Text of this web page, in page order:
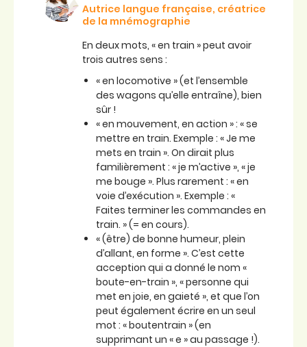
Autrice langue française, créatrice
de la mnémographie
En deux mots, « en train » peut avoir
trois autres sens :
« en locomotive » (et l’ensemble
des wagons qu’elle entraîne), bien
sûr !
« en mouvement, en action » : « se
mettre en train. Exemple : « Je me
mets en train ». On dirait plus
familièrement : « je m’active », « je
me bouge ». Plus rarement : « en
voie d’exécution ». Exemple : «
Faites terminer les commandes en
train. » (= en cours).
« (être) de bonne humeur, plein
d’allant, en forme ». C’est cette
acception qui a donné le nom «
boute-en-train », « personne qui
met en joie, en gaieté », et que l’on
peut également écrire en un seul
mot : « boutentrain » (en
supprimant un « e » au passage !).